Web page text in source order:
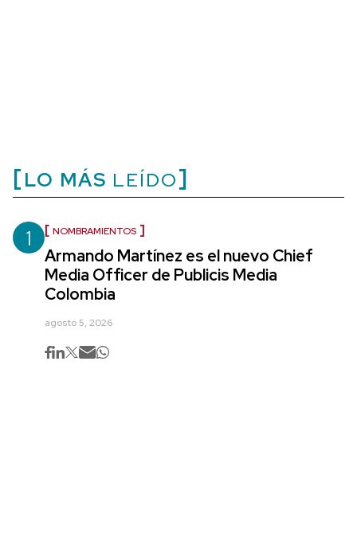
LO MÁS LEÍDO
1 NOMBRAMIENTOS
Armando Martínez es el nuevo Chief
Media Officer de Publicis Media
Colombia
agosto 5, 2026